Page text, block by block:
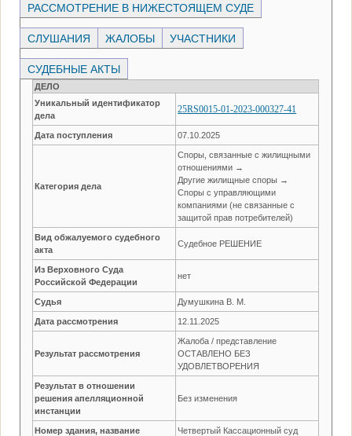
РАССМОТРЕНИЕ В НИЖЕСТОЯЩЕМ СУДЕ
СЛУШАНИЯ ЖАЛОБЫ УЧАСТНИКИ
СУДЕБНЫЕ АКТЫ
ДЕЛО
Уникальный идентификатор
дела
25RS0015-01-2023-000327-41
Дата поступления 07.10.2025
Категория дела
Споры, связанные с жилищными
отношениями →
Другие жилищные споры →
Споры с управляющими
компаниями (не связанные с
защитой прав потребителей)
Вид обжалуемого судебного
акта
Судебное РЕШЕНИЕ
Из Верховного Суда
Российской Федерации
нет
Судья Думушкина В. М.
Дата рассмотрения 12.11.2025
Результат рассмотрения
Жалоба / представление
ОСТАВЛЕНО БЕЗ
УДОВЛЕТВОРЕНИЯ
Результат в отношении
решения апелляционной
инстанции
Без изменения
Номер здания, название
Четвертый Кассационный суд